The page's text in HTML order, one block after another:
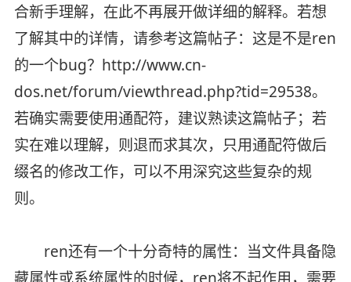
合新手理解，在此不再展开做详细的解释。若想
了解其中的详情，请参考这篇帖子：这是不是ren
的一个bug？http://www.cn-
dos.net/forum/viewthread.php?tid=29538。
若确实需要使用通配符，建议熟读这篇帖子；若
实在难以理解，则退而求其次，只用通配符做后
缀名的修改工作，可以不用深究这些复杂的规
则。
ren还有一个十分奇特的属性：当文件具备隐